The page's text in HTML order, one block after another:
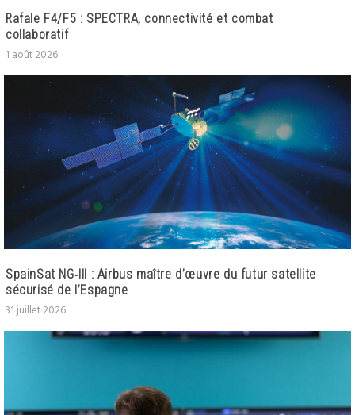
Rafale F4/F5 : SPECTRA, connectivité et combat
collaboratif
1 août 2026
SpainSat NG‑III : Airbus maître d’œuvre du futur satellite
sécurisé de l’Espagne
31 juillet 2026